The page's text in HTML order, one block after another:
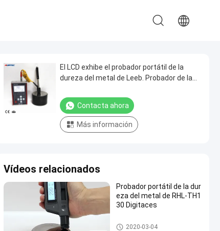
El LCD exhibe el probador portátil de la
dureza del metal de Leeb. Probador de la
Contacta ahora
Más información
Vídeos relacionados
Probador portátil de la dur
eza del metal de RHL-TH1
30 Digitaces
Durómetro portátil
2020-03-04